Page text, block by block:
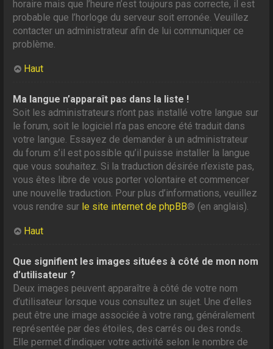
horaire mais que l’heure n’est toujours pas correcte, il est
probable que l’horloge du serveur soit erronée. Veuillez
contacter un administrateur afin de lui communiquer ce
problème.
Haut
Ma langue n’apparaît pas dans la liste !
Soit les administrateurs n’ont pas installé votre langue sur
le forum, soit le logiciel n’a pas encore été traduit dans
votre langue. Essayez de demander à un administrateur
du forum s’il est possible qu’il puisse installer la langue
que vous souhaitez. Si la traduction désirée n’existe pas,
vous êtes libre de vous porter volontaire et commencer
une nouvelle traduction. Pour plus d’informations, veuillez
vous rendre sur le site internet de phpBB® (en anglais).
Haut
Que signifient les images situées à côté de mon nom
d’utilisateur ?
Deux images peuvent apparaître à côté de votre nom
d’utilisateur lorsque vous consultez un sujet. Une d’elles
peut être une image associée à votre rang, généralement
représentée par des étoiles, des carrés ou des ronds.
Elle permet d’indiquer votre activité selon le nombre de